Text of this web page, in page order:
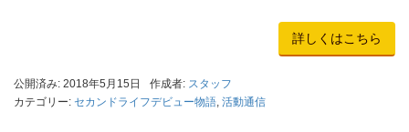
詳しくはこちら
公開済み: 2018年5月15日 作成者: スタッフ
カテゴリー: セカンドライフデビュー物語 活動通信